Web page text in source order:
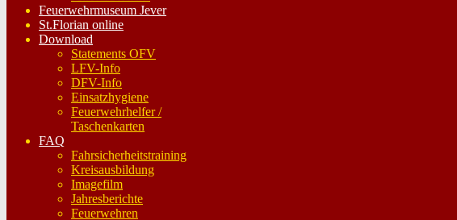
Feuerwehrmuseum Jever
St.Florian online
Download
Statements OFV
LFV-Info
DFV-Info
Einsatzhygiene
Feuerwehrhelfer /
Taschenkarten
FAQ
Fahrsicherheitstraining
Kreisausbildung
Imagefilm
Jahresberichte
Feuerwehren